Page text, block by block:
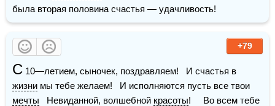
была вторая половина счастья — удачливость!
+79
С
жизни
мечты
   Невиданной, волшебной
красоты!     Во всем тебе